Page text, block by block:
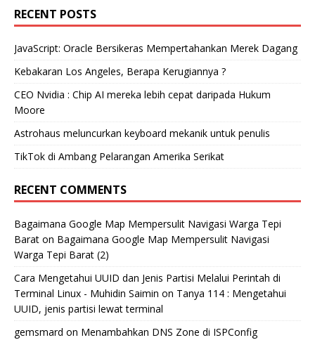
RECENT POSTS
JavaScript: Oracle Bersikeras Mempertahankan Merek Dagang
Kebakaran Los Angeles, Berapa Kerugiannya ?
CEO Nvidia : Chip AI mereka lebih cepat daripada Hukum
Moore
Astrohaus meluncurkan keyboard mekanik untuk penulis
TikTok di Ambang Pelarangan Amerika Serikat
RECENT COMMENTS
Bagaimana Google Map Mempersulit Navigasi Warga Tepi
Barat on Bagaimana Google Map Mempersulit Navigasi
Warga Tepi Barat (2)
Cara Mengetahui UUID dan Jenis Partisi Melalui Perintah di
Terminal Linux - Muhidin Saimin on Tanya 114 : Mengetahui
UUID, jenis partisi lewat terminal
gemsmard on Menambahkan DNS Zone di ISPConfig